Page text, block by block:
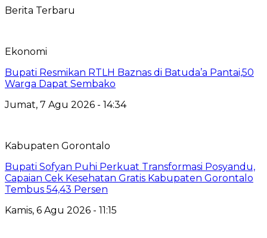
Berita Terbaru
Ekonomi
Bupati Resmikan RTLH Baznas di Batuda’a Pantai,50
Warga Dapat Sembako
Jumat, 7 Agu 2026 - 14:34
Kabupaten Gorontalo
Bupati Sofyan Puhi Perkuat Transformasi Posyandu,
Capaian Cek Kesehatan Gratis Kabupaten Gorontalo
Tembus 54,43 Persen
Kamis, 6 Agu 2026 - 11:15